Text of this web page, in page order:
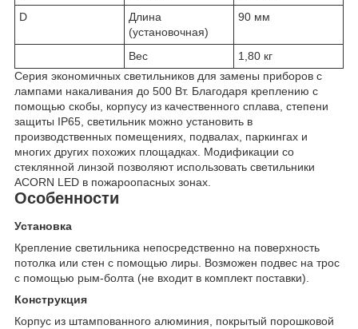
D
Длина
(установочная)
90 мм
Вес
1,80 кг
Серия экономичных светильников для замены приборов с
лампами накаливания до 500 Вт. Благодаря креплению с
помощью скобы, корпусу из качественного сплава, степени
защиты IP65, светильник можно установить в
производственных помещениях, подвалах, паркингах и
многих других похожих площадках. Модификации со
стеклянной линзой позволяют использовать светильники
ACORN LED в пожароопасных зонах.
Особенности
Установка
Крепление светильника непосредственно на поверхность
потолка или стен с помощью лиры. Возможен подвес на трос
с помощью рым-болта (не входит в комплект поставки).
Конструкция
Корпус из штампованного алюминия, покрытый порошковой